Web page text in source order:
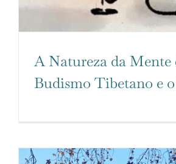
A Natureza da Mente
Budismo Tibetano e